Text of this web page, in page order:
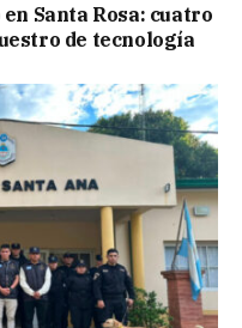
Santa Rosa: cuatro
de tecnología